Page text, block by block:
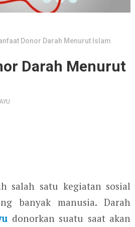
Donor Darah Menurut Islam
Darah Menurut
salah satu kegiatan sosial
banyak manusia. Darah
donorkan suatu saat akan